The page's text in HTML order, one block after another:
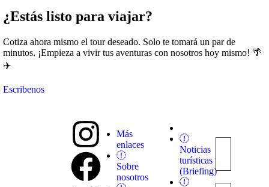
¿Estás listo para viajar?
Cotiza ahora mismo el tour deseado. Solo te tomará un par de
minutos. ¡Empieza a vivir tus aventuras con nosotros hoy mismo! 🌴
✈️
Escribenos
Más
enlaces
Sobre
nosotros
Noticias
turísticas
(Briefing)